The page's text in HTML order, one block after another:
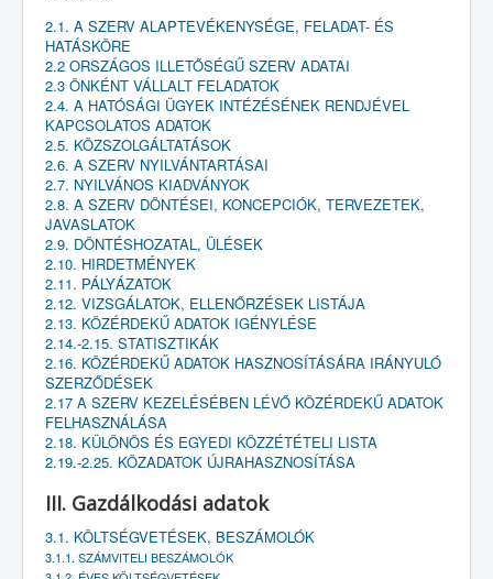
2.1. A SZERV ALAPTEVÉKENYSÉGE, FELADAT- ÉS
HATÁSKÖRE
2.2 ORSZÁGOS ILLETŐSÉGŰ SZERV ADATAI
2.3 ÖNKÉNT VÁLLALT FELADATOK
2.4. A HATÓSÁGI ÜGYEK INTÉZÉSÉNEK RENDJÉVEL
KAPCSOLATOS ADATOK
2.5. KÖZSZOLGÁLTATÁSOK
2.6. A SZERV NYILVÁNTARTÁSAI
2.7. NYILVÁNOS KIADVÁNYOK
2.8. A SZERV DÖNTÉSEI, KONCEPCIÓK, TERVEZETEK,
JAVASLATOK
2.9. DÖNTÉSHOZATAL, ÜLÉSEK
2.10. HIRDETMÉNYEK
2.11. PÁLYÁZATOK
2.12. VIZSGÁLATOK, ELLENŐRZÉSEK LISTÁJA
2.13. KÖZÉRDEKŰ ADATOK IGÉNYLÉSE
2.14.-2.15. STATISZTIKÁK
2.16. KÖZÉRDEKŰ ADATOK HASZNOSÍTÁSÁRA IRÁNYULÓ
SZERZŐDÉSEK
2.17 A SZERV KEZELÉSÉBEN LÉVŐ KÖZÉRDEKŰ ADATOK
FELHASZNÁLÁSA
2.18. KÜLÖNÖS ÉS EGYEDI KÖZZÉTÉTELI LISTA
2.19.-2.25. KÖZADATOK ÚJRAHASZNOSÍTÁSA
III. Gazdálkodási adatok
3.1. KÖLTSÉGVETÉSEK, BESZÁMOLÓK
3.1.1. SZÁMVITELI BESZÁMOLÓK